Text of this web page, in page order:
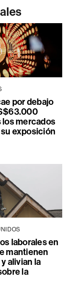
por debajo
los mercados
exposición
laborales en
mantienen
alivian la
la